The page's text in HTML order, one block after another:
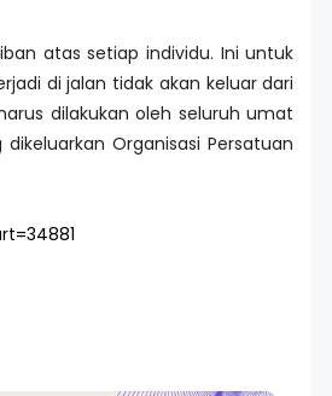
atas setiap individu. Ini untuk
di jalan tidak akan keluar dari
dilakukan oleh seluruh umat
Organisasi Persatuan